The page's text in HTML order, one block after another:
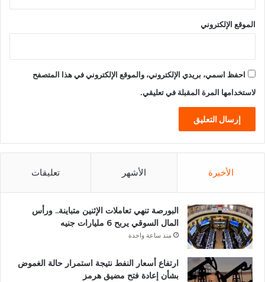
الموقع الإلكتروني
احفظ اسمي، بريدي الإلكتروني، والموقع الإلكتروني في هذا المتصفح
لاستخدامها المرة المقبلة في تعليقي.
الأخيرة الأشهر تعليقات
البورصة تنهي تعاملات الإثنين متباينة.. ورأس
المال السوقي يربح 6 مليارات جنيه
منذ ساعة واحدة
ارتفاع أسعار النفط نتيجة استمرار حالة الغموض
بشأن إعادة فتح مضيق هرمز